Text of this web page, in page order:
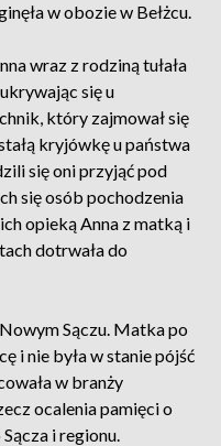
w obozie w Bełżcu.
wraz z rodziną tułała
się u
który zajmował się
kryjówkę u państwa
się oni przyjąć pod
się osób pochodzenia
opieką Anna z matką i
dotrwała do
Sączu. Matka po
i nie była w stanie pójść
w branży
ocalenia pamięci o
i regionu.